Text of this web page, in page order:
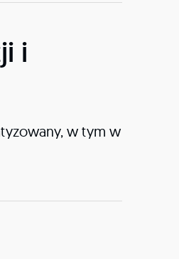
i
w tym w